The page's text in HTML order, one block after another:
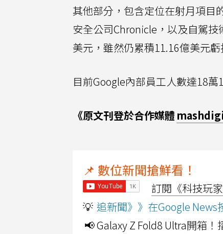
其他部分，包含定位在射月項目
安全公司Chronicle，以及自駕
美元，雖然仍累積11.16億美元
目前Google內部員工人數達18
《原文刊登於合作媒體 mashdigi
📌 數位新聞搶鮮看！
訂閱《科技玩
💡 追新聞》》在Google News
📢 Galaxy Z Fold8 Ultra開箱